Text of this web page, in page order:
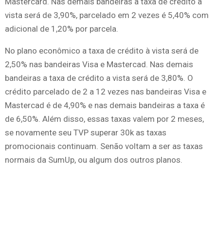
vista será de 3,90%, parcelado em 2 vezes é 5,40% com
adicional de 1,20% por parcela.
No plano econômico a taxa de crédito à vista será de
2,50% nas bandeiras Visa e Mastercad. Nas demais
bandeiras a taxa de crédito a vista será de 3,80%. O
crédito parcelado de 2 a 12 vezes nas bandeiras Visa e
Mastercad é de 4,90% e nas demais bandeiras a taxa é
de 6,50%. Além disso, essas taxas valem por 2 meses,
se novamente seu TVP superar 30k as taxas
promocionais continuam. Senão voltam a ser as taxas
normais da SumUp, ou algum dos outros planos.